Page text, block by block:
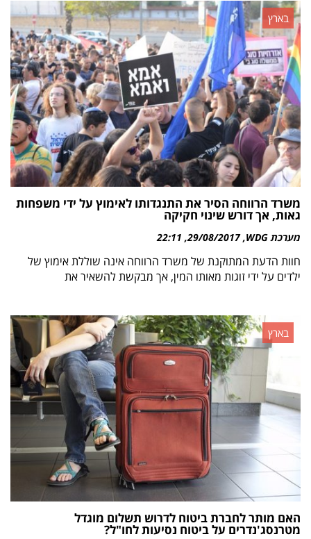
בארץ
משרד הרווחה הסיר את התנגדותו לאימוץ על ידי משפחות
גאות, אך דורש שינוי חקיקה
מערכת WDG 29/08/2017
22:11
חוות הדעת המתוקנת של משרד הרווחה אינה שוללת אימוץ של
ילדים על ידי זוגות מאותו המין, אך מבקשת להשאיר את
בארץ
האם מותר לחברת ביטוח לדרוש תשלום מוגדל
מטרנסג'נדרים על ביטוח נסיעות לחו"ל?